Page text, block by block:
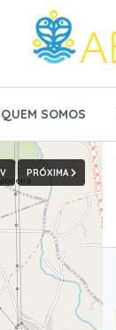
QUEM SOMOS
PRÓXIMA